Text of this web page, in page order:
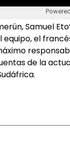
Samuel
el
de la